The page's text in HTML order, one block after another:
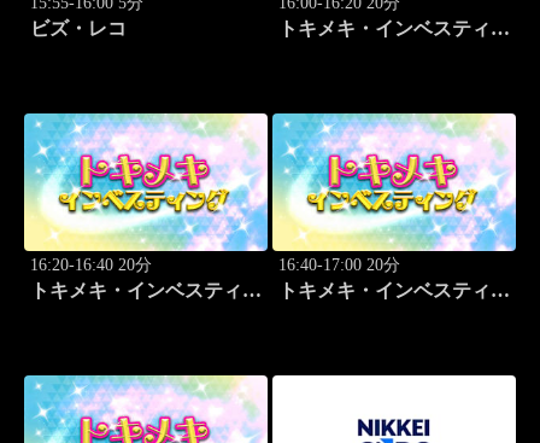
ビズ・レコ
トキメキ・インベスティン
16:20-16:40 20分
トキメキ・インベスティン
16:40-17:00 20分
トキメキ・インベスティン